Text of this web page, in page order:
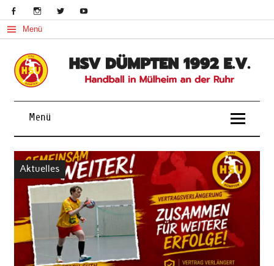
content
Menü
Handball in Mülheim an der Ruhr
Menü
Aktuelles